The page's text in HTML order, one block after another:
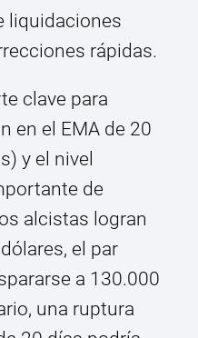
liquidaciones
rápidas.
clave para
en el EMA de 20
y el nivel
de
alcistas logran
el par
a 130.000
una ruptura